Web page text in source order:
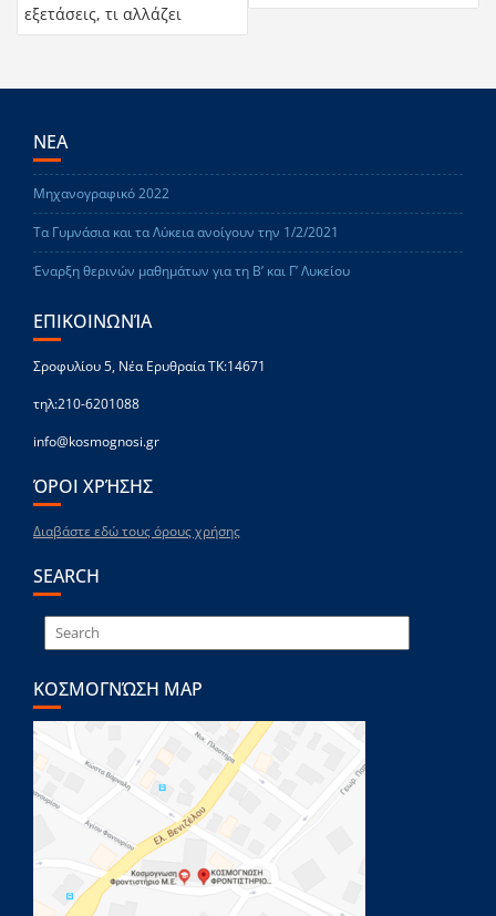
εξετάσεις, τι αλλάζει
ΝΕΑ
Μηχανογραφικό 2022
Τα Γυμνάσια και τα Λύκεια ανοίγουν την 1/2/2021
Έναρξη θερινών μαθημάτων για τη Β’ και Γ’ Λυκείου
ΕΠΙΚΟΙΝΩΝΊΑ
Σροφυλίου 5, Νέα Ερυθραία ΤΚ:14671
τηλ:210-6201088
info@kosmognosi.gr
ΌΡΟΙ ΧΡΉΣΗΣ
Διαβάστε εδώ τους όρους χρήσης
SEARCH
ΚΟΣΜΟΓΝΏΣΗ MAP